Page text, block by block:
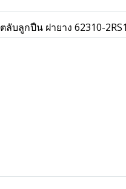
ตลับลูกปืน ฝายาง 62310-